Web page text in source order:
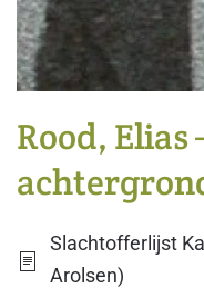
Rood, Elias
Slachtofferlijst
Arolsen)